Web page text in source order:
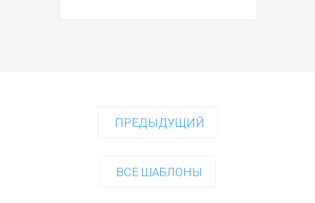
ПРЕДЫДУЩИЙ
ВСЕ ШАБЛОНЫ